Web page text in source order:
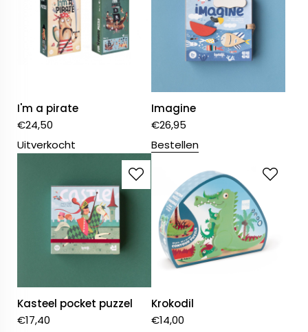
I'm a pirate
€24,50
Uitverkocht
Imagine
€26,95
Bestellen
Kasteel pocket puzzel
€17,40
Krokodil
€14,00